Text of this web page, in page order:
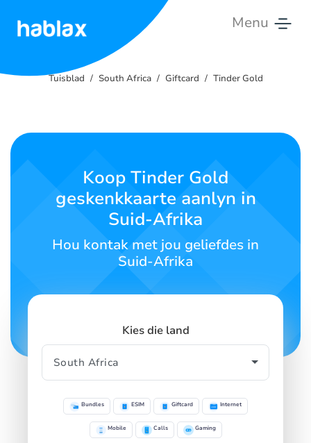
Menu
Tariewe
Kontak
Tuisblad South Africa Giftcard Tinder Gold
Koop Tinder Gold
geskenkkaarte aanlyn in
Suid-Afrika
Hou kontak met jou geliefdes in
Suid-Afrika
Kies die land
Bundles ESIM Giftcard Internet
Mobile Calls Gaming